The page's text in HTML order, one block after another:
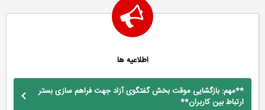
اطلاعیه ها
**مهم: بازگشایی موقت بخش گفتگوی آزاد جهت فراهم سازی بستر
ارتباط بین کاربران**